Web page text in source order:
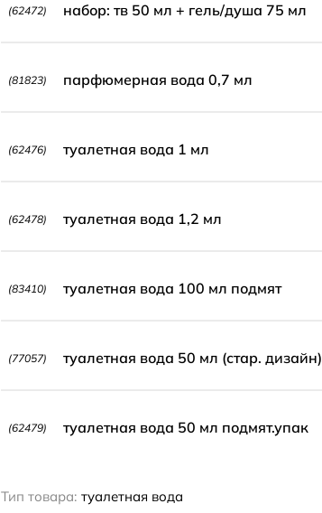
(62472) набор: тв 50 мл + гель/душа 75 мл
(81823) парфюмерная вода 0,7 мл
(62476) туалетная вода 1 мл
(62478) туалетная вода 1,2 мл
(83410) туалетная вода 100 мл подмят
(77057) туалетная вода 50 мл (стар. дизайн)
(62479) туалетная вода 50 мл подмят.упак
Тип товара: туалетная вода